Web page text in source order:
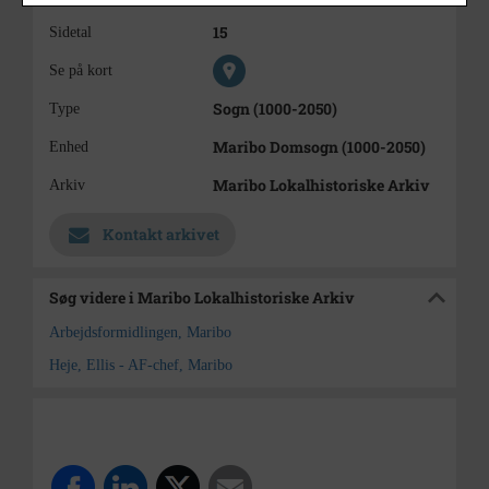
Sidetal 15
Se på kort
Type Sogn (1000-2050)
Enhed Maribo Domsogn (1000-2050)
Arkiv Maribo Lokalhistoriske Arkiv
Kontakt arkivet
Søg videre i Maribo Lokalhistoriske Arkiv
Arbejdsformidlingen, Maribo
Heje, Ellis - AF-chef, Maribo